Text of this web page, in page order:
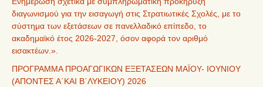
διαγωνισμού για την εισαγωγή στις Στρατιωτικές Σχολές, με το
σύστημα των εξετάσεων σε πανελλαδικό επίπεδο, το
ακαδημαϊκό έτος 2026-2027, όσον αφορά τον αριθμό
εισακτέων.».
ΠΡΟΓΡΑΜΜΑ ΠΡΟΑΓΩΓΙΚΩΝ ΕΞΕΤΑΣΕΩΝ ΜΑΪΟΥ- ΙΟΥΝΙΟΥ
(ΑΠΟΝΤΕΣ Α΄ΚΑΙ Β΄ΛΥΚΕΙΟΥ) 2026